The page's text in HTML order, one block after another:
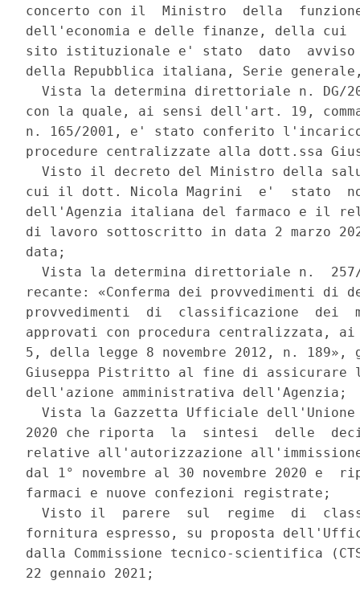
concerto con il  Ministro  della
dell'economia e delle finanze, della cui
sito istituzionale e' stato  dato
della Repubblica italiana, Serie
Vista la determina direttoriale n. DG/
con la quale, ai sensi dell'art. 19,
n. 165/2001, e' stato conferito
procedure centralizzate alla dott.ssa
Visto il decreto del Ministro della
cui il dott. Nicola Magrini  e'  stato
dell'Agenzia italiana del farmaco e il
di lavoro sottoscritto in data 2 marzo
data;
Vista la determina direttoriale n.
recante: «Conferma dei provvedimenti di
provvedimenti  di  classificazione  dei
approvati con procedura centralizzata,
5, della legge 8 novembre 2012, n.
Giuseppa Pistritto al fine di
dell'azione amministrativa dell'Agenzia;
Vista la Gazzetta Ufficiale
2020 che riporta  la  sintesi  delle
relative all'autorizzazione
dal 1° novembre al 30 novembre 2020 e
farmaci e nuove confezioni registrate;
Visto il  parere  sul  regime  di
fornitura espresso, su proposta
dalla Commissione tecnico-scientifica
22 gennaio 2021;